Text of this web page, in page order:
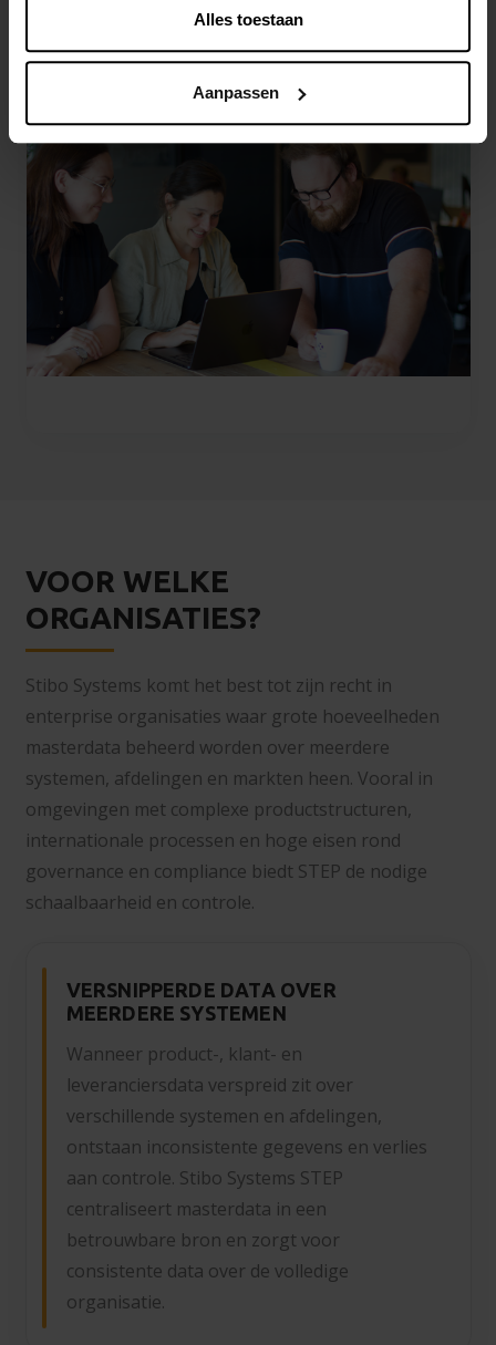
Alles toestaan
Aanpassen
VOOR WELKE
ORGANISATIES?
Stibo Systems komt het best tot zijn recht in
enterprise organisaties waar grote hoeveelheden
masterdata beheerd worden over meerdere
systemen, afdelingen en markten heen. Vooral in
omgevingen met complexe productstructuren,
internationale processen en hoge eisen rond
governance en compliance biedt STEP de nodige
schaalbaarheid en controle.
VERSNIPPERDE DATA OVER
MEERDERE SYSTEMEN
Wanneer product-, klant- en
leveranciersdata verspreid zit over
verschillende systemen en afdelingen,
ontstaan inconsistente gegevens en verlies
aan controle. Stibo Systems STEP
centraliseert masterdata in een
betrouwbare bron en zorgt voor
consistente data over de volledige
organisatie.